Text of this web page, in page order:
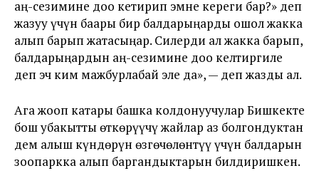
аң-сезимине доо кетирип эмне кереги бар?» деп
жазуу үчүн баары бир балдарыңарды ошол жакка
алып барып жатасыңар. Силерди ал жакка барып,
балдарыңардын аң-сезимине доо келтиргиле
деп эч ким мажбурлабай эле да», — деп жазды ал.
Ага жооп катары башка колдонуучулар Бишкекте
бош убакытты өткөрүүчү жайлар аз болгондуктан
дем алыш күндөрүн өзгөчөлөнтүү үчүн балдарын
зоопаркка алып баргандыктарын билдиришкен.